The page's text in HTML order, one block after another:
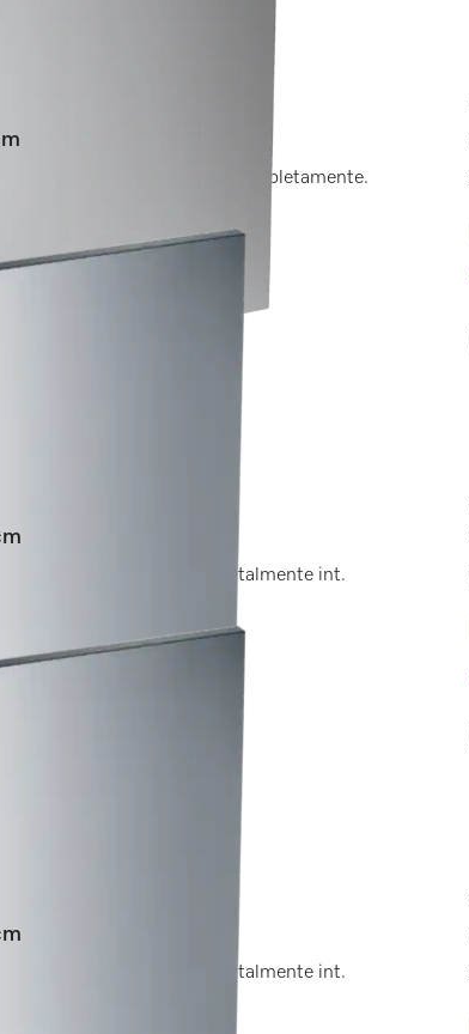
de lavar louça de integrar completamente.
máquina de lavar louça totalmente int.
máquina de lavar louça totalmente int.